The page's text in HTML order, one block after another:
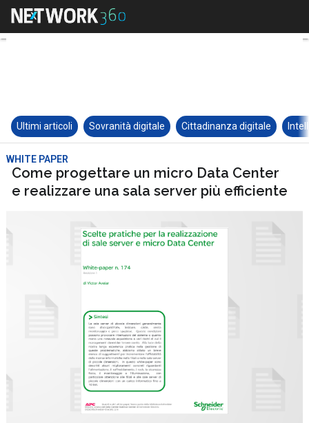
Ultimi articoli Sovranità digitale Cittadinanza digitale
WHITE PAPER
Come progettare un micro Data Center
e realizzare una sala server più efficiente